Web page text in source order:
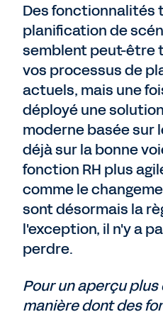
Des fonctionnalités
planification de
semblent peut-être
vos processus de
actuels, mais une
déployé une
moderne basée sur
déjà sur la bonne
fonction RH plus
comme le
sont désormais la
l'exception, il n'y a
perdre.
Pour un aperçu
manière dont des